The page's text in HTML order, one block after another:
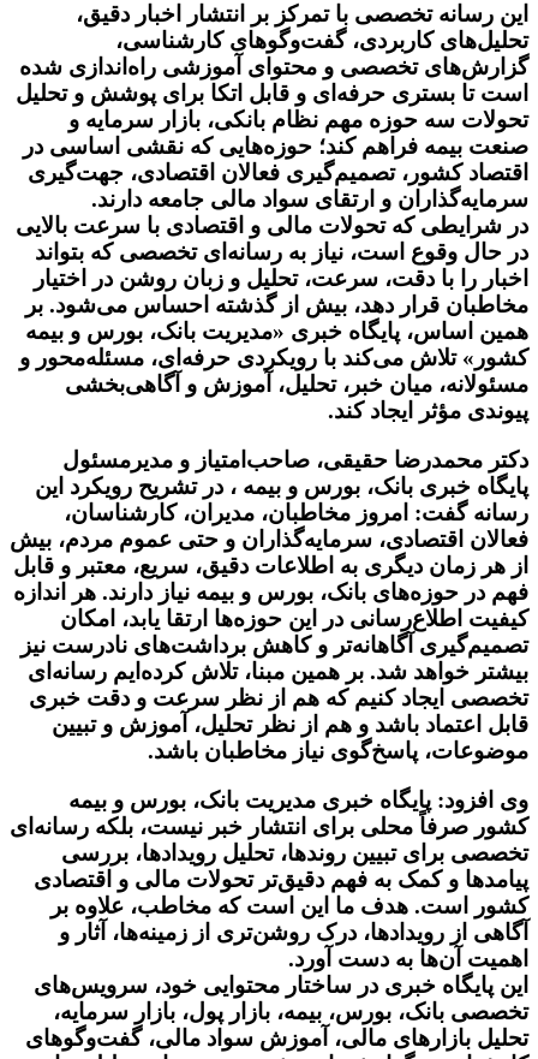
این رسانه تخصصی با تمرکز بر انتشار اخبار دقیق،
تحلیل‌های کاربردی، گفت‌وگوهای کارشناسی،
گزارش‌های تخصصی و محتوای آموزشی راه‌اندازی شده
است تا بستری حرفه‌ای و قابل اتکا برای پوشش و تحلیل
تحولات سه حوزه مهم نظام بانکی، بازار سرمایه و
صنعت بیمه فراهم کند؛ حوزه‌هایی که نقشی اساسی در
اقتصاد کشور، تصمیم‌گیری فعالان اقتصادی، جهت‌گیری
سرمایه‌گذاران و ارتقای سواد مالی جامعه دارند.
در شرایطی که تحولات مالی و اقتصادی با سرعت بالایی
در حال وقوع است، نیاز به رسانه‌ای تخصصی که بتواند
اخبار را با دقت، سرعت، تحلیل و زبان روشن در اختیار
مخاطبان قرار دهد، بیش از گذشته احساس می‌شود. بر
همین اساس، پایگاه خبری «مدیریت بانک، بورس و بیمه
کشور» تلاش می‌کند با رویکردی حرفه‌ای، مسئله‌محور و
مسئولانه، میان خبر، تحلیل، آموزش و آگاهی‌بخشی
پیوندی مؤثر ایجاد کند.
دکتر محمدرضا حقیقی، صاحب‌امتیاز و مدیرمسئول
پایگاه خبری بانک، بورس و بیمه ، در تشریح رویکرد این
رسانه گفت: امروز مخاطبان، مدیران، کارشناسان،
فعالان اقتصادی، سرمایه‌گذاران و حتی عموم مردم، بیش
از هر زمان دیگری به اطلاعات دقیق، سریع، معتبر و قابل
فهم در حوزه‌های بانک، بورس و بیمه نیاز دارند. هر اندازه
کیفیت اطلاع‌رسانی در این حوزه‌ها ارتقا یابد، امکان
تصمیم‌گیری آگاهانه‌تر و کاهش برداشت‌های نادرست نیز
بیشتر خواهد شد. بر همین مبنا، تلاش کرده‌ایم رسانه‌ای
تخصصی ایجاد کنیم که هم از نظر سرعت و دقت خبری
قابل اعتماد باشد و هم از نظر تحلیل، آموزش و تبیین
موضوعات، پاسخ‌گوی نیاز مخاطبان باشد.
وی افزود: پایگاه خبری مدیریت بانک، بورس و بیمه
کشور صرفاً محلی برای انتشار خبر نیست، بلکه رسانه‌ای
تخصصی برای تبیین روندها، تحلیل رویدادها، بررسی
پیامدها و کمک به فهم دقیق‌تر تحولات مالی و اقتصادی
کشور است. هدف ما این است که مخاطب، علاوه بر
آگاهی از رویدادها، درک روشن‌تری از زمینه‌ها، آثار و
اهمیت آن‌ها به دست آورد.
این پایگاه خبری در ساختار محتوایی خود، سرویس‌های
تخصصی بانک، بورس، بیمه، بازار پول، بازار سرمایه،
تحلیل بازارهای مالی، آموزش سواد مالی، گفت‌وگوهای